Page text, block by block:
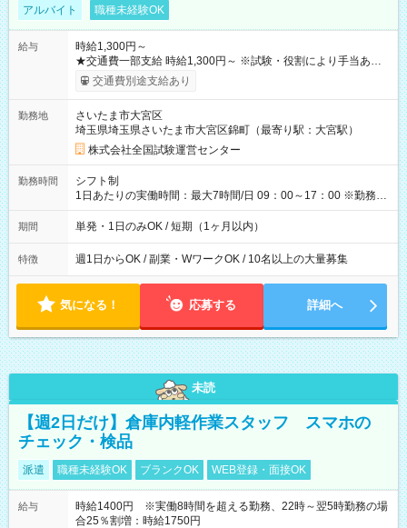
アルバイト 職種未経験OK
給与
時給1,300円～
★交通費一部支給 時給1,300円～ ※試験・役割により手当あり
※勤務回数により昇給あり 【即給（前払い）オプションあ
り！】 希望される場合、勤務から1週間ほどで給与の一部を受け
例】 ・河合塾模擬試験 8:30～17:30（休憩1時間） 時給1,300円
×8時間＝日収10,400円＋交通費 ※当日の役割により時給＋100
円の場合あり ・国家試験 7:00～13:30（休憩なし） 時給1,300
円（役割手当＋100円）×6時間＝日収8,400円＋交通費 【試用期
間】試用期間なし
交通費別途支給あり
勤務地
さいたま市大宮区
埼玉県埼玉県さいたま市大宮区錦町（最寄り駅：大宮駅）
株式会社全国試験運営センター
勤務時間
シフト制
1日あたりの実働時間：最大7時間/日 09：00～17：00 ※勤務時
間は 試験により異なります。
期間 単発・1日のみOK / 短期（1ヶ月以内）
特徴 週1日からOK / 副業・WワークOK / 10名以上の大量募集
気になる！ 応募する 詳細へ
未読
【週2日だけ】倉庫内軽作業スタッフ スマホの
チェック・検品
派遣 職種未経験OK ブランクOK WEB登録・面接OK
給与
時給1400円 ※実働8時間を超える勤務、22時～翌5時勤務の場
合25％割増：時給1750円